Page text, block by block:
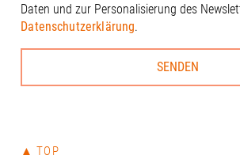
Daten und zur Personalisierung des
Datenschutzerklärung.
▲ TOP